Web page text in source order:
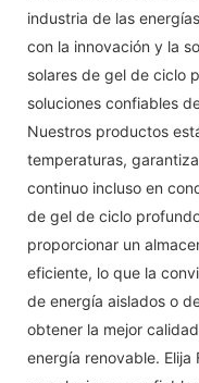
industria de las
con la innovación y la
solares de gel de ciclo
soluciones confiables
Nuestros productos
temperaturas,
continuo incluso en
de gel de ciclo
proporcionar un
eficiente, lo que la
de energía aislados o
obtener la mejor
energía renovable.